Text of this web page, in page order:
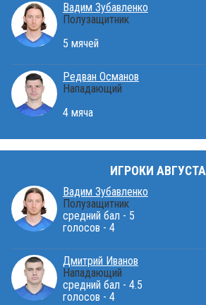
Вадим Зубавленко
Полузащитник
5 мячей
Редван Османов
Нападающий
4 мяча
ИГРОКИ АВГУСТА
Вадим Зубавленко
Полузащитник
средний бал - 5
голосов - 4
Дмитрий Иванов
Нападающий
средний бал - 4.5
голосов - 4